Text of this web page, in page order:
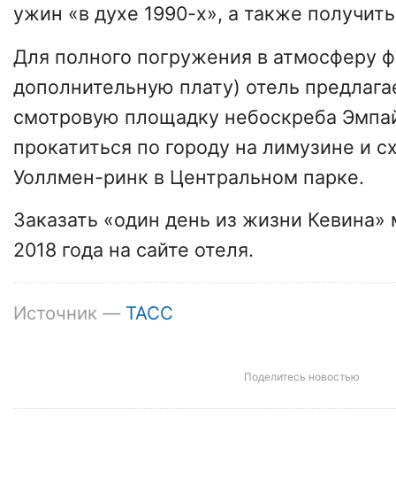
ужин «в духе 1990-х», а также
Для полного погружения в атмосферу
дополнительную плату) отель
смотровую площадку небоскреба
прокатиться по городу на лимузине и
Уоллмен-ринк в Центральном парке.
Заказать «один день из жизни
2018 года на сайте отеля.
Источник — ТАСС
Поделитесь новостью